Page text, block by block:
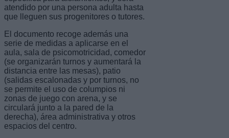
atendido por una persona adulta hasta
que lleguen sus progenitores o tutores.
El documento recoge además una
serie de medidas a aplicarse en el
aula, sala de psicomotricidad, comedor
(se organizarán turnos y aumentará la
distancia entre las mesas), patio
(salidas escalonadas y por turnos, no
se permite el uso de columpios ni
zonas de juego con arena, y se
circulará junto a la pared de la
derecha), área administrativa y otros
espacios del centro.